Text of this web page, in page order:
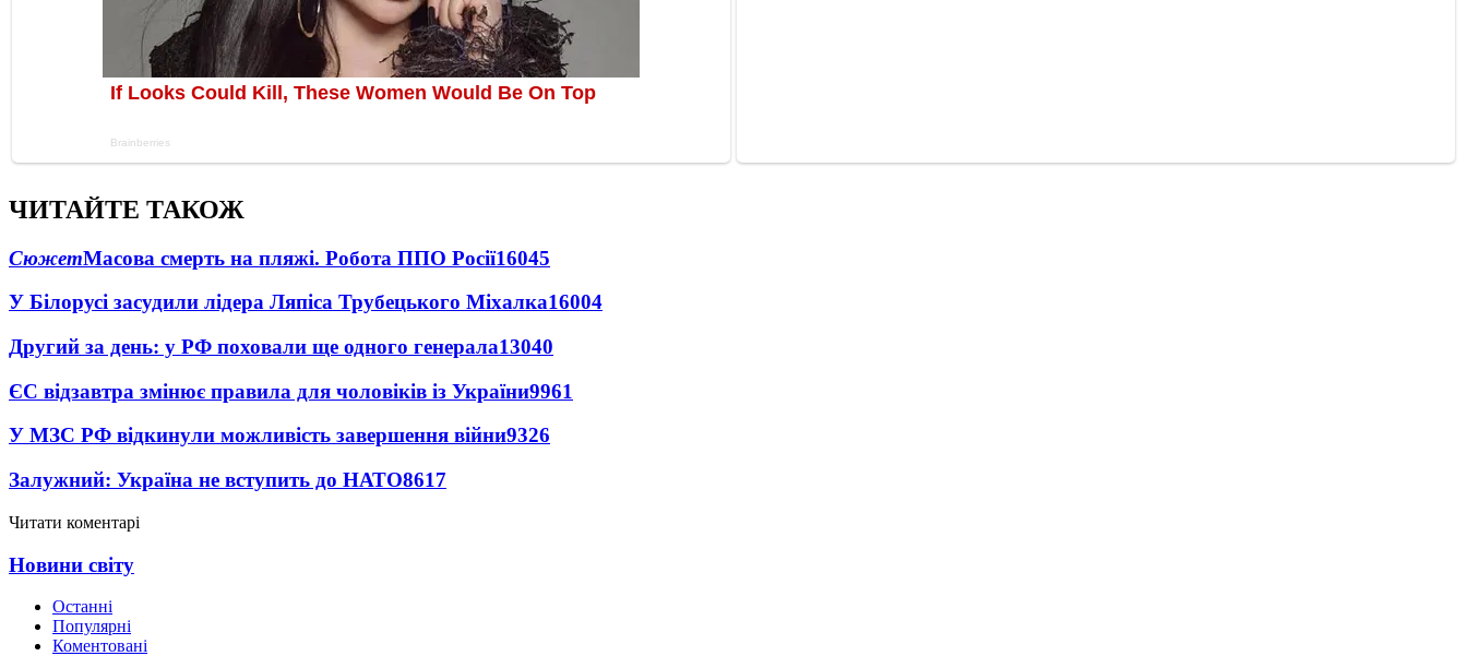
ЧИТАЙТЕ ТАКОЖ
СюжетМасова смерть на пляжі. Робота ППО Росії16045
У Білорусі засудили лідера Ляпіса Трубецького Міхалка16004
Другий за день: у РФ поховали ще одного генерала13040
ЄС відзавтра змінює правила для чоловіків із України9961
У МЗС РФ відкинули можливість завершення війни9326
Залужний: Україна не вступить до НАТО8617
Читати коментарі
Новини світу
Останні
Популярні
Коментовані